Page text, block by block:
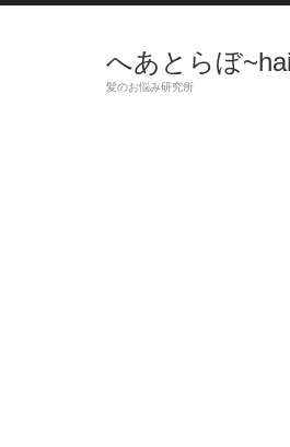
へあとらぼ
髪のお悩み研究所